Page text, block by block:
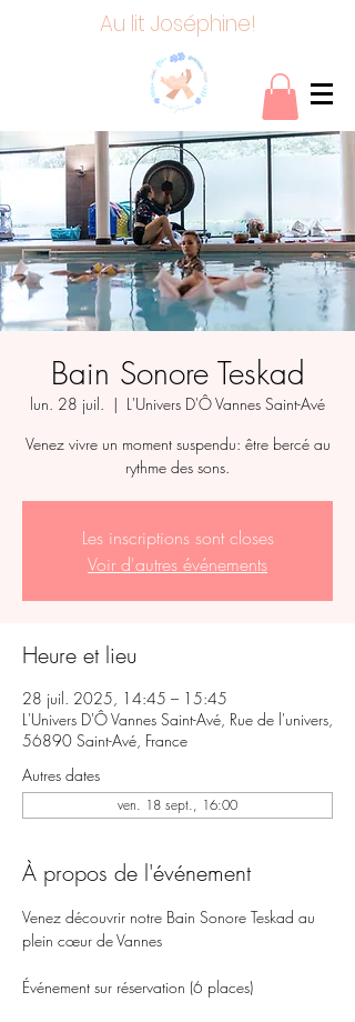
Au lit Joséphine!
Bain Sonore Teskad
lun. 28 juil.
  |
L'Univers D'Ô Vannes Saint-Avé
Venez vivre un moment suspendu: être bercé au
rythme des sons.
Les inscriptions sont closes
Voir d'autres événements
Heure et lieu
28 juil. 2025, 14:45 – 15:45
L'Univers D'Ô Vannes Saint-Avé, Rue de l'univers,
56890 Saint-Avé, France
Autres dates
ven. 18 sept., 16:00
À propos de l'événement
Venez découvrir notre Bain Sonore Teskad au
plein cœur de Vannes
Événement sur réservation (6 places)